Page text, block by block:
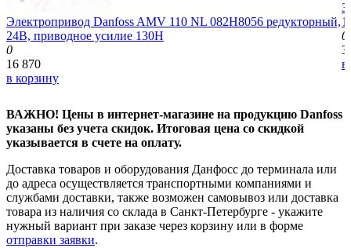
Электропривод Danfoss AMV 110 NL 082H8056 редукторный,
24В, приводное усилие 130Н
0
16 870
в корзину
0
3
в
ВАЖНО! Цены в интернет-магазине на продукцию Danfoss
указаны без учета скидок. Итоговая цена со скидкой
указывается в счете на оплату.
Доставка товаров и оборудования Данфосс до терминала или
до адреса осуществляется транспортными компаниями и
службами доставки, также возможен самовывоз или доставка
товара из наличия со склада в Санкт-Петербурге - укажите
нужный вариант при заказе через корзину или в форме
отправки заявки.